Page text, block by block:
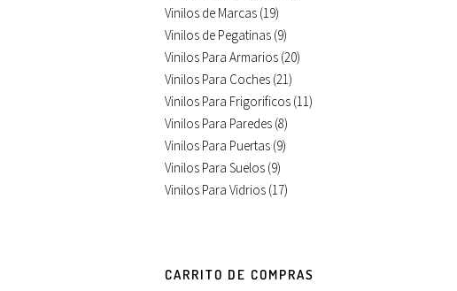
Vinilos de Marcas (19)
Vinilos de Pegatinas (9)
Vinilos Para Armarios (20)
Vinilos Para Coches (21)
Vinilos Para Frigorificos (11)
Vinilos Para Paredes (8)
Vinilos Para Puertas (9)
Vinilos Para Suelos (9)
Vinilos Para Vidrios (17)
CARRITO DE COMPRAS